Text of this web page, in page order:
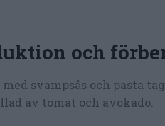
och
svampsås och pasta
av tomat och avokado.